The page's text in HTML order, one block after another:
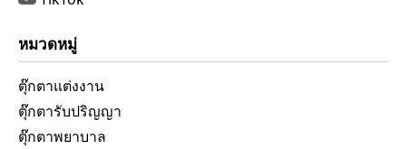
หมวดหมู่
ตุ๊กตาแต่งงาน
ตุ๊กตารับปริญญา
ตุ๊กตาพยาบาล